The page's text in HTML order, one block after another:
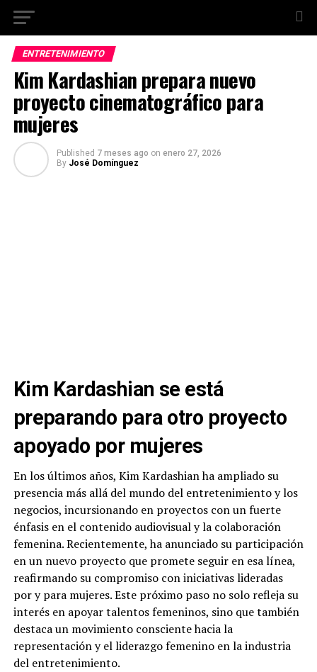
ENTRETENIMIENTO
Kim Kardashian prepara nuevo
proyecto cinematográfico para
mujeres
Published 7 meses ago on enero 27, 2026
By José Domínguez
Kim Kardashian se está
preparando para otro proyecto
apoyado por mujeres
En los últimos años, Kim Kardashian ha ampliado su
presencia más allá del mundo del entretenimiento y los
negocios, incursionando en proyectos con un fuerte
énfasis en el contenido audiovisual y la colaboración
femenina. Recientemente, ha anunciado su participación
en un nuevo proyecto que promete seguir en esa línea,
reafirmando su compromiso con iniciativas lideradas
por y para mujeres. Este próximo paso no solo refleja su
interés en apoyar talentos femeninos, sino que también
destaca un movimiento consciente hacia la
representación y el liderazgo femenino en la industria
del entretenimiento.